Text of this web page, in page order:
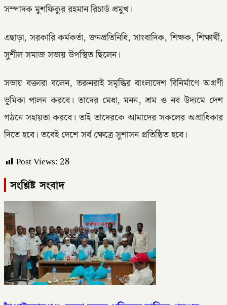
সম্পাদক মুশফিকুর রহমান রিচার্ড প্রমুখ।
এছাড়া, সরকারি কর্মকর্তা, জনপ্রতিনিধি, সাংবাদিক, শিক্ষক, শিক্ষার্থী,
সুশীল সমাজ সভায় উপস্থিত ছিলেন।
সভায় বক্তারা বলেন, তরুনরাই সমৃদ্ধির বাংলাদেশ বিনির্মাণে অগ্রণী
ভূমিকা পালন করবে। তাদের মেধা, মনন, শ্রম ও নব উদ্যমে দেশ
গঠনে সহায়তা করবে। তাই তাদেরকে আমাদের সকলের অগ্রাধিকার
দিতে হবে। তবেই দেশে সর্ব ক্ষেত্রে সুশাসন প্রতিষ্ঠিত হবে।
Post Views: 28
সংশ্লিষ্ট সংবাদ